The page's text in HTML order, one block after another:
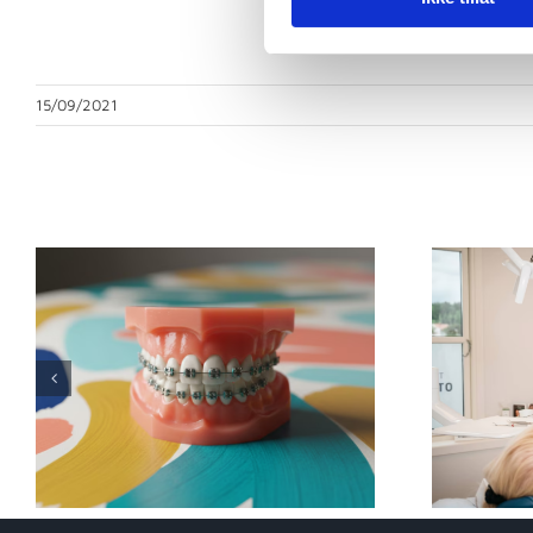
15/09/2021
Gruer du deg til
tannlegen? Slik skaper
Tannlegene Otterstad en
trygg opplevelse